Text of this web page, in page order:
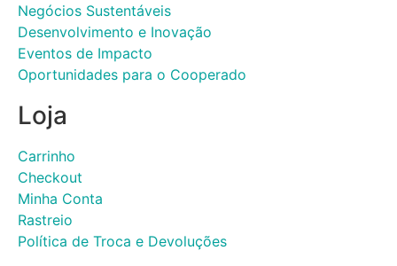
Negócios Sustentáveis
Desenvolvimento e Inovação
Eventos de Impacto
Oportunidades para o Cooperado
Loja
Carrinho
Checkout
Minha Conta
Rastreio
Política de Troca e Devoluções